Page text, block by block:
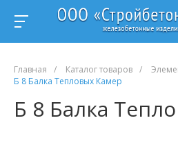
Главная / Каталог товаров /
Б 8 Балка Тепловых Камер
Б 8 Балка